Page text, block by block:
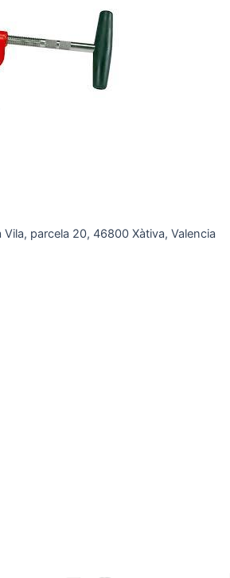
parcela 20, 46800 Xàtiva, Valencia